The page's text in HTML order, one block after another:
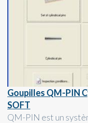
Goupilles QM-PIN
SOFT
QM-PIN est un